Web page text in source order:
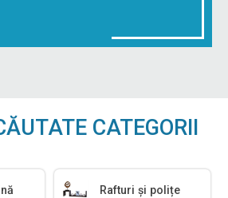
CATEGORII
Rafturi și polițe